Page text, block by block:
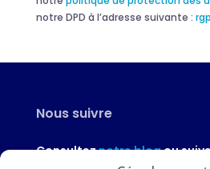
notre DPD à l’adresse suivante :
Nous suivre
Consulteznotre blogou